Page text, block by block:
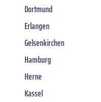
Dortmund
Erlangen
Gelsenkirchen
Hamburg
Herne
Kassel